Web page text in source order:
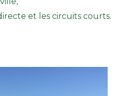
et les circuits courts.